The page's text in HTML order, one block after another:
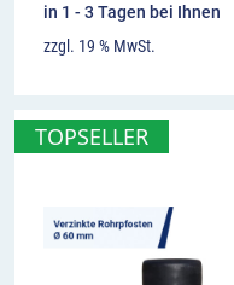
kann mit
kombiniert werden
in 1 - 3 Tagen bei Ihnen
zzgl. 19 % MwSt.
TOPSELLER